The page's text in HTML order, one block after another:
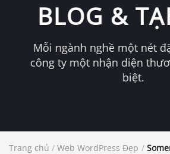
BLOG &
Mỗi ngành nghề một nét
công ty một nhận diện
biệt.
Trang chủ / Web WordPress Đẹp /